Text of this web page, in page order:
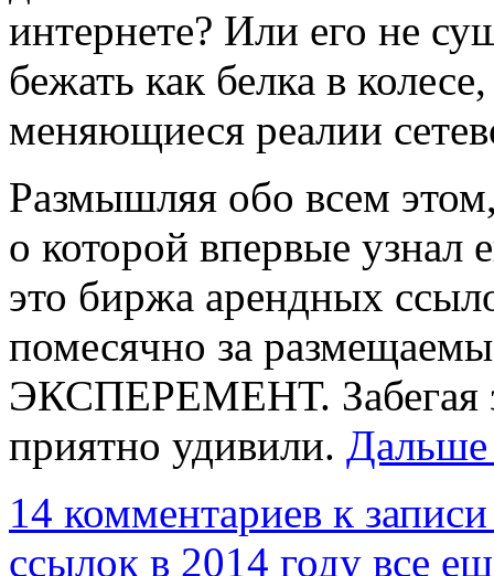
интернете? Или его не
бежать как белка в
меняющиеся реалии
Размышляя обо всем
о которой впервые узнал
это биржа арендных
помесячно за
ЭКСПЕРЕМЕНТ. Забегая
приятно удивили.
14 комментариев к
ссылок в 2014 году все